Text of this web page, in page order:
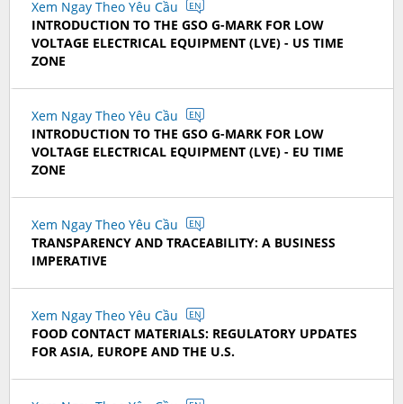
Xem Ngay Theo Yêu Cầu EN
INTRODUCTION TO THE GSO G-MARK FOR LOW
VOLTAGE ELECTRICAL EQUIPMENT (LVE) - US TIME
ZONE
Xem Ngay Theo Yêu Cầu EN
INTRODUCTION TO THE GSO G-MARK FOR LOW
VOLTAGE ELECTRICAL EQUIPMENT (LVE) - EU TIME
ZONE
Xem Ngay Theo Yêu Cầu EN
TRANSPARENCY AND TRACEABILITY: A BUSINESS
IMPERATIVE
Xem Ngay Theo Yêu Cầu EN
FOOD CONTACT MATERIALS: REGULATORY UPDATES
FOR ASIA, EUROPE AND THE U.S.